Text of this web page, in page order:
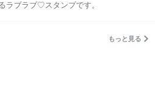
ラブラブ♡スタンプです。
もっと見る